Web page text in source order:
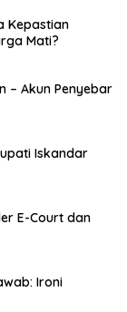
Kepastian
– Akun Penyebar
Iskandar
E-Court dan
Ironi